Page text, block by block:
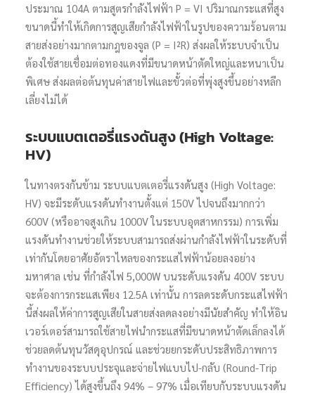
ประมาณ 104A ตามสูตรกำลังไฟฟ้า P = VI ปริมาณกระแสที่สูง
ขนาดนี้ทำให้เกิดการสูญเสียกำลังไฟฟ้าในรูปของความร้อนตาม
สายส่งอย่างมากตามกฎของจูล (P = I²R) ส่งผลให้ระบบจำเป็น
ต้องใช้สายเชื่อมต่อทองแดงที่มีขนาดหน้าตัดใหญ่และหนาเป็น
พิเศษ ส่งผลต่อต้นทุนค่าสายไฟและขั้วต่อที่พุ่งสูงขึ้นอย่างหลีก
เลี่ยงไม่ได้
ระบบแบตเตอรี่แรงดันสูง (High Voltage:
HV)
ในทางตรงกันข้าม ระบบแบตเตอรี่แรงดันสูง (High Voltage:
HV) จะมีระดับแรงดันทำงานตั้งแต่ 150V ไปจนถึงมากกว่า
600V (หรืออาจสูงเกิน 1000V ในระบบอุตสาหกรรม) การเพิ่ม
แรงดันทำงานช่วยให้ระบบสามารถส่งผ่านกำลังไฟฟ้าในระดับที่
เท่ากันโดยอาศัยอัตราไหลของกระแสไฟฟ้าน้อยลงอย่าง
มหาศาล เช่น ที่กำลังไฟ 5,000W บนระดับแรงดัน 400V ระบบ
จะต้องการกระแสเพียง 12.5A เท่านั้น การลดระดับกระแสไฟฟ้า
นี้ส่งผลให้ค่าการสูญเสียในสายส่งลดลงอย่างมีนัยสำคัญ ทำให้อิน
เวอร์เตอร์สามารถใช้สายไฟนำกระแสที่มีขนาดหน้าตัดเล็กลงได้
ช่วยลดต้นทุนวัสดุอุปกรณ์ และช่วยยกระดับประสิทธิภาพการ
ทำงานของระบบประจุและจ่ายไฟแบบไป-กลับ (Round-Trip
Efficiency) ได้สูงขึ้นถึง 94% – 97% เมื่อเทียบกับระบบแรงดัน